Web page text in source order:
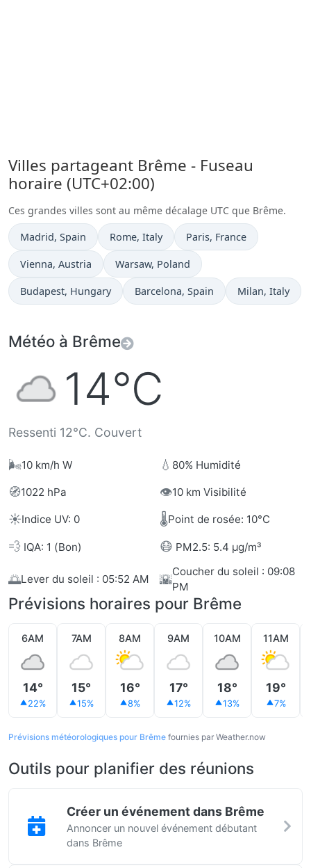
Villes partageant Brême - Fuseau
horaire (UTC+02:00)
Ces grandes villes sont au même décalage UTC que Brême.
Heure actuelle à
Madrid, Spain Heure actuelle à
Rome, Italy Heure actuelle à
Paris, France
Heure actuelle à
Vienna, Austria Heure actuelle à
Warsaw, Poland
Heure actuelle à
Budapest, Hungary Heure actuelle à
Barcelona, Spain Heure actuelle
Milan, Italy
Météo à Brême
14°C
Ressenti 12°C. Couvert
🌬️10 km/h W 💧 80% Humidité
🧭1022 hPa 👁️10 km Visibilité
☀️Indice UV: 0 🌡️Point de rosée: 10°C
💨 IQA: 1 (Bon) 😷 PM2.5: 5.4 µg/m³
🌅Lever du soleil : 05:52 AM 🌇Coucher du soleil : 09:08
PM
Prévisions horaires pour Brême
6AM
14°
22%
7AM
15°
15%
8AM
16°
8%
9AM
17°
12%
10AM
18°
13%
11AM
19°
7%
Prévisions météorologiques pour Brême fournies par Weather.now
Outils pour planifier des réunions
Créer un événement dans Brême
Annoncer un nouvel événement débutant
dans Brême